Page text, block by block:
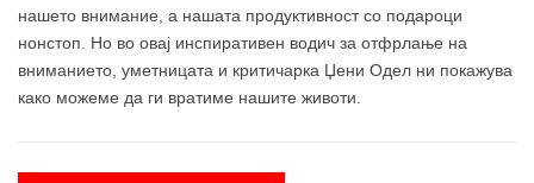
нашето внимание, а нашата продуктивност со подароци
нонстоп. Но во овај инспиративен водич за отфрлање на
вниманието, уметницата и критичарка Џени Одел ни покажува
како можеме да ги вратиме нашите животи.